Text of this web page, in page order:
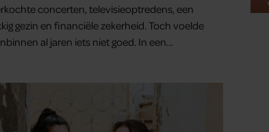
concerten, televisieoptredens, een
gezin en financiële zekerheid. Toch voelde
al jaren iets niet goed. In een
verder van zijn gevoel verwijderd raakte.